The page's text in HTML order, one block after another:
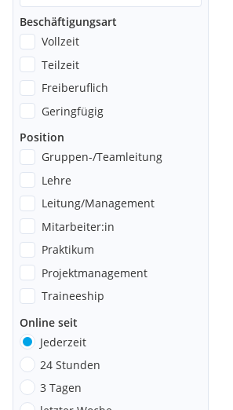
Beschäftigungsart
Vollzeit
Teilzeit
Freiberuflich
Geringfügig
Position
Gruppen-/Teamleitung
Lehre
Leitung/Management
Mitarbeiter:in
Praktikum
Projektmanagement
Traineeship
Online seit
Jederzeit
24 Stunden
3 Tagen